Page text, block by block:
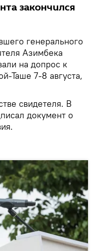
закончился
генерального
Азимбека
на допрос к
Таше 7-8 августа,
свидетеля. В
документ о